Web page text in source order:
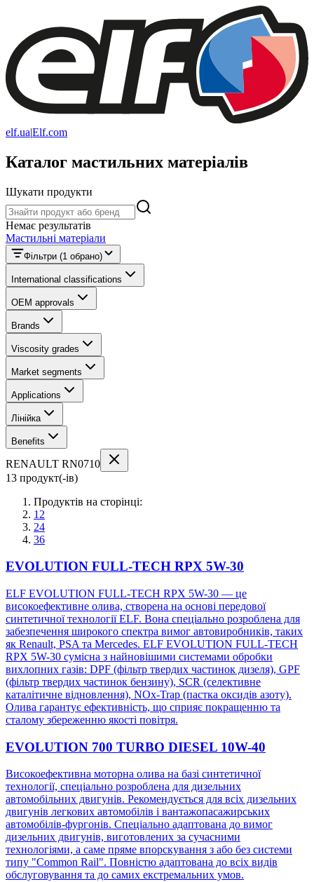
elf.ua|Elf.com
Каталог мастильних матеріалів
Шукати продукти
Шукати продукти
Немає результатів
Мастильні матеріали
Фільтри (1 обрано)
International classifications
OEM approvals
Brands
Viscosity grades
Market segments
Applications
Лінійка
Benefits
RENAULT RN0710
13 продукт(-ів)
Продуктів на сторінці:
12
24
36
EVOLUTION FULL-TECH RPX 5W-30
ELF EVOLUTION FULL-TECH RPX 5W-30 — це
високоефективне олива, створена на основі передової
синтетичної технології ELF. Вона спеціально розроблена для
забезпечення широкого спектра вимог автовиробників, таких
як Renault, PSA та Mercedes. ELF EVOLUTION FULL-TECH
RPX 5W-30 сумісна з найновішими системами обробки
вихлопних газів: DPF (фільтр твердих частинок дизеля), GPF
(фільтр твердих частинок бензину), SCR (селективне
каталітичне відновлення), NOx-Trap (пастка оксидів азоту).
Олива гарантує ефективність, що сприяє покращенню та
сталому збереженню якості повітря.
EVOLUTION 700 TURBO DIESEL 10W-40
Високоефективна моторна олива на базі синтетичної
технології, спеціально розроблена для дизельних
автомобільних двигунів. Рекомендується для всіх дизельних
двигунів легкових автомобілів і вантажопасажирських
автомобілів-фургонів. Спеціально адаптована до вимог
дизельних двигунів, виготовлених за сучасними
технологіями, а саме пряме впорскування з або без системи
типу "Common Rail". Повністю адаптована до всіх видів
обслуговування та до самих екстремальних умов.